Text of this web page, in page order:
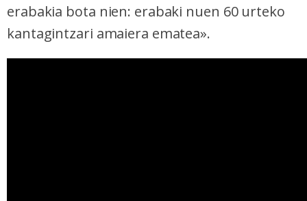
erabakia bota nien: erabaki nuen 60 urteko
kantagintzari amaiera ematea».